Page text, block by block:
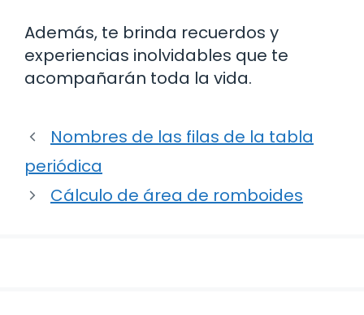
Además, te brinda recuerdos y
experiencias inolvidables que te
acompañarán toda la vida.
Nombres de las filas de la tabla
periódica
Cálculo de área de romboides